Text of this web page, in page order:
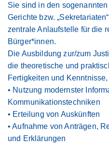
Sie sind in den
Gerichte bzw.
zentrale Anlaufstelle für die
Bürger*innen.
Die Ausbildung zur/zum
die theoretische und
Fertigkeiten und
• Nutzung modernster
Kommunikationstechniken
• Erteilung von Auskünften
• Aufnahme von Anträgen,
und Erklärungen